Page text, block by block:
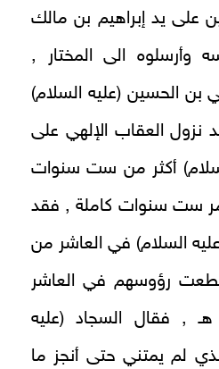
يد إبراهيم بن مالك
وأرسلوه الى المختار ,
بن الحسين (عليه السلام)
نزول العقاب الإلهي على
أكثر من ست سنوات
ست سنوات كاملة , فقد
السلام) في العاشر من
61 هـ وقطعت رؤوسهم في العاشر
محرم سنة 67 هـ , فقال السجاد (عليه
لم يمتني حتى أنجز ما